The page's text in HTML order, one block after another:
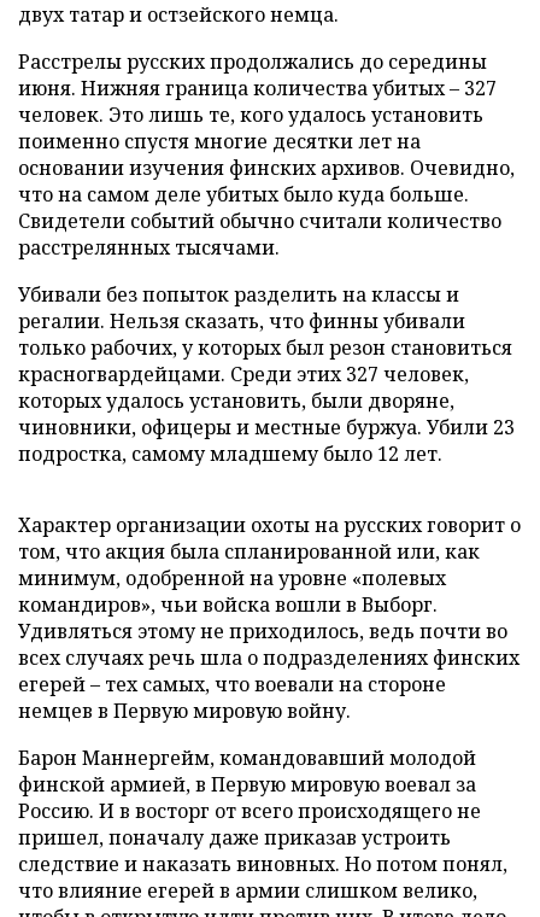
двух татар и остзейского немца.
Расстрелы русских продолжались до середины
июня. Нижняя граница количества убитых – 327
человек. Это лишь те, кого удалось установить
поименно спустя многие десятки лет на
основании изучения финских архивов. Очевидно,
что на самом деле убитых было куда больше.
Свидетели событий обычно считали количество
расстрелянных тысячами.
Убивали без попыток разделить на классы и
регалии. Нельзя сказать, что финны убивали
только рабочих, у которых был резон становиться
красногвардейцами. Среди этих 327 человек,
которых удалось установить, были дворяне,
чиновники, офицеры и местные буржуа. Убили 23
подростка, самому младшему было 12 лет.
Характер организации охоты на русских говорит о
том, что акция была спланированной или, как
минимум, одобренной на уровне «полевых
командиров», чьи войска вошли в Выборг.
Удивляться этому не приходилось, ведь почти во
всех случаях речь шла о подразделениях финских
егерей – тех самых, что воевали на стороне
немцев в Первую мировую войну.
Барон Маннергейм, командовавший молодой
финской армией, в Первую мировую воевал за
Россию. И в восторг от всего происходящего не
пришел, поначалу даже приказав устроить
следствие и наказать виновных. Но потом понял,
что влияние егерей в армии слишком велико,